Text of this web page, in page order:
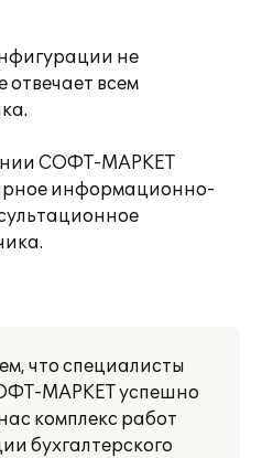
не
всем
СОФТ-МАРКЕТ
информационно-
что специалисты
МАРКЕТ успешно
комплекс работ
бухгалтерского